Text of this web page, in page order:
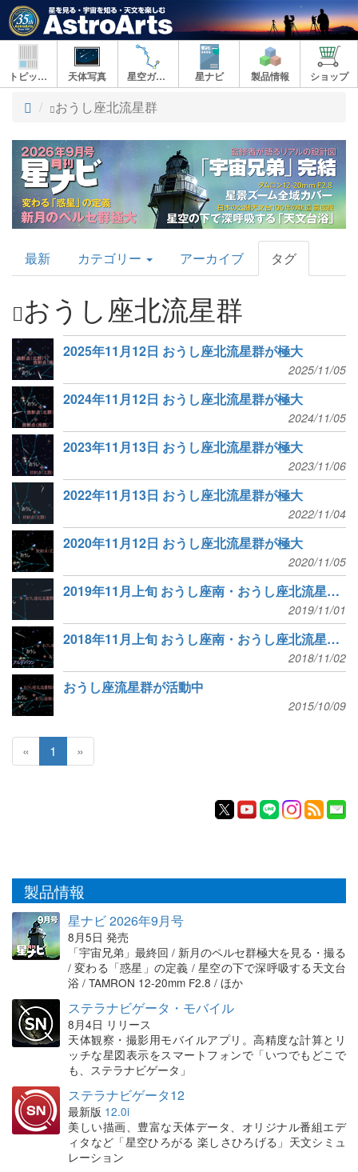
トピックス 天体写真 星空ガイド 星ナビ 製品情報 ショップ
ト
プ
おうし座北流星群
AstroArts
Topics
最新 カテゴリー アーカイブ タグ
おうし座北流星群
2025年11月12日 おうし座北流星群が極大
2025/11/05
2024年11月12日 おうし座北流星群が極大
2024/11/05
2023年11月13日 おうし座北流星群が極大
2023/11/06
2022年11月13日 おうし座北流星群が極大
2022/11/04
2020年11月12日 おうし座北流星群が極大
2020/11/05
2019年11月上旬 おうし座南・おうし座北流星群が極大
2019/11/01
2018年11月上旬 おうし座南・おうし座北流星群が極大
2018/11/02
おうし座流星群が活動中
2015/10/09
« 1 »
製品情報
星ナビ 2026年9月号
8月5日 発売
「宇宙兄弟」最終回 / 新月のペルセ群極大を見る・撮る
/ 変わる「惑星」の定義 / 星空の下で深呼吸する天文台
浴 / TAMRON 12-20mm F2.8 / ほか
ステラナビゲータ・モバイル
8月4日 リリース
天体観察・撮影用モバイルアプリ。高精度な計算とリ
ッチな星図表示をスマートフォンで「いつでもどこで
も、ステラナビゲータ」
ステラナビゲータ12
最新版 12.0i
美しい描画、豊富な天体データ、オリジナル番組エデ
ィタなど「星空ひろがる 楽しさひろげる」天文シミュ
レーション